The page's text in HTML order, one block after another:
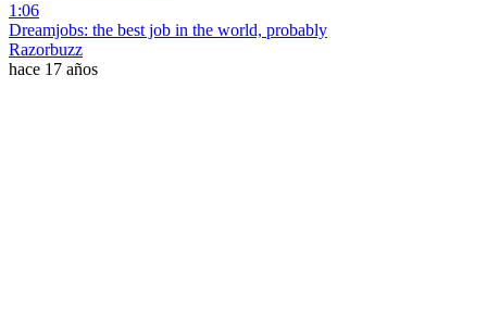
1:06
Dreamjobs: the best job in the world, probably
Razorbuzz
hace 17 años